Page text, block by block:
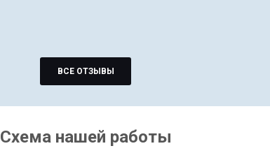
ВСЕ ОТЗЫВЫ
Схема нашей работы